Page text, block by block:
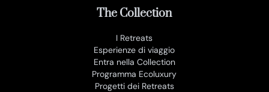
The Collection
I Retreats
Esperienze di viaggio
Entra nella Collection
Programma Ecoluxury
Progetti dei Retreats